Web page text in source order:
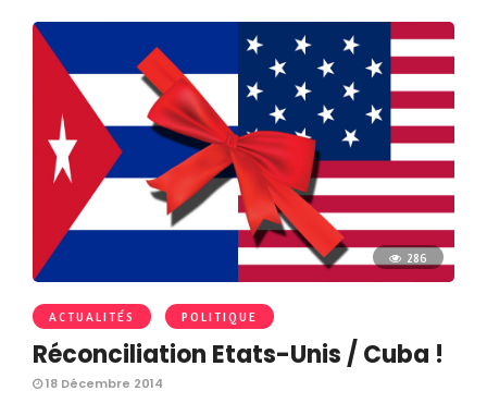
286
ACTUALITÉS POLITIQUE
Réconciliation Etats-Unis / Cuba !
18 Décembre 2014